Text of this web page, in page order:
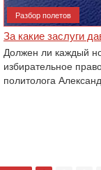
Разбор полетов
За какие заслуги
Должен ли каждый
избирательное
‎политолога